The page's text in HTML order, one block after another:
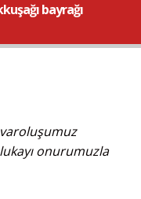
bayrağı
onurumuzla